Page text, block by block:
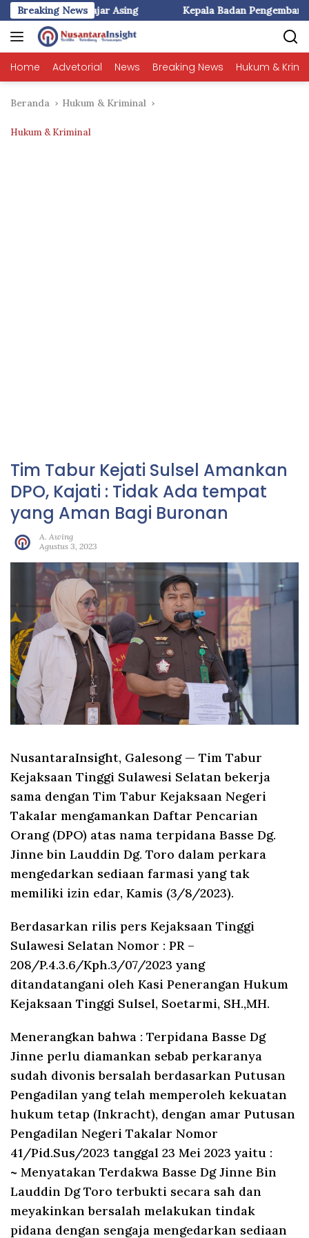
Langsung
ke
konten
Breaking NewsKepala Badan Pengembangan dan Pembinaan
Home Advetorial News Breaking News Hukum &
Beranda Hukum & Kriminal
Hukum & Kriminal
Tim Tabur Kejati Sulsel Amankan
DPO, Kajati : Tidak Ada tempat
yang Aman Bagi Buronan
A. Awing
Agustus 3, 2023
NusantaraInsight, Galesong— Tim Tabur
Kejaksaan Tinggi Sulawesi Selatan bekerja
sama dengan Tim Tabur Kejaksaan Negeri
Takalar mengamankan Daftar Pencarian
Orang (DPO) atas nama terpidana Basse Dg.
Jinne bin Lauddin Dg. Toro dalam perkara
mengedarkan sediaan farmasi yang tak
memiliki izin edar, Kamis (3/8/2023).
Berdasarkan rilis pers Kejaksaan Tinggi
Sulawesi Selatan Nomor : PR –
208/P.4.3.6/Kph.3/07/2023 yang
ditandatangani oleh Kasi Penerangan Hukum
Kejaksaan Tinggi Sulsel, Soetarmi, SH.,MH.
Menerangkan bahwa : Terpidana Basse Dg
Jinne perlu diamankan sebab perkaranya
sudah divonis bersalah berdasarkan Putusan
Pengadilan yang telah memperoleh kekuatan
hukum tetap (Inkracht), dengan amar Putusan
Pengadilan Negeri Takalar Nomor
41/Pid.Sus/2023 tanggal 23 Mei 2023 yaitu :
~ Menyatakan Terdakwa Basse Dg Jinne Bin
Lauddin Dg Toro terbukti secara sah dan
meyakinkan bersalah melakukan tindak
pidana dengan sengaja mengedarkan sediaan